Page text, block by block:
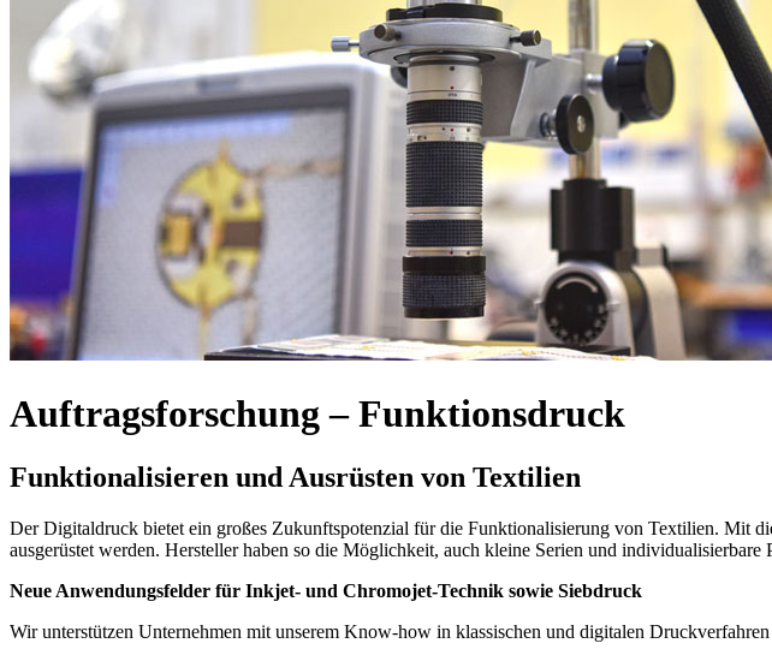
Auftragsforschung – Funktionsdruck
Funktionalisieren und Ausrüsten von Textilien
Der Digitaldruck bietet ein großes Zukunftspotenzial für die Funktionalisierung von Textilien. Mit
ausgerüstet werden. Hersteller haben so die Möglichkeit, auch kleine Serien und
Neue Anwendungsfelder für Inkjet- und Chromojet-Technik sowie Siebdruck
Wir unterstützen Unternehmen mit unserem Know-how in klassischen und digitalen